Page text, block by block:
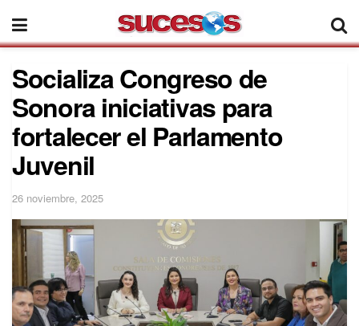
Socializa Congreso de
Sonora iniciativas para
fortalecer el Parlamento
Juvenil
26 noviembre, 2025